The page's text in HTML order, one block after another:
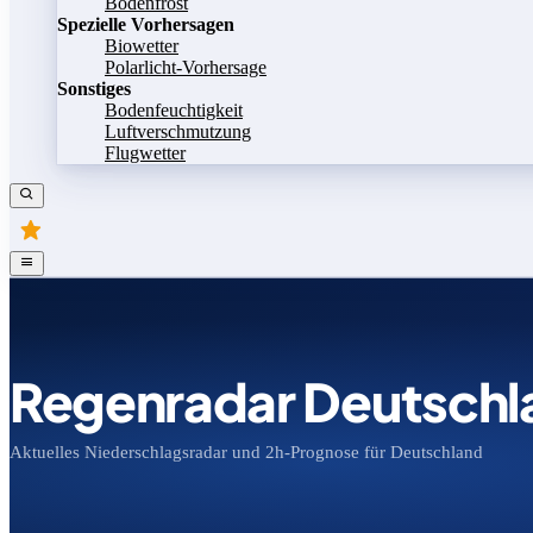
Spezielle Vorhersagen
Biowetter
Polarlicht-Vorhersage
Sonstiges
Bodenfeuchtigkeit
Luftverschmutzung
Flugwetter
Regenradar
Aktuelles Niederschlagsradar und 2h-Prognose für Deutschland